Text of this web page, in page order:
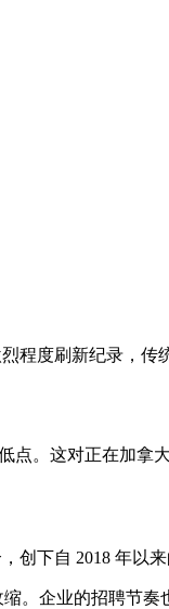
程度刷新纪录，
。这对正在加
创下自 2018 年以
企业的招聘节奏